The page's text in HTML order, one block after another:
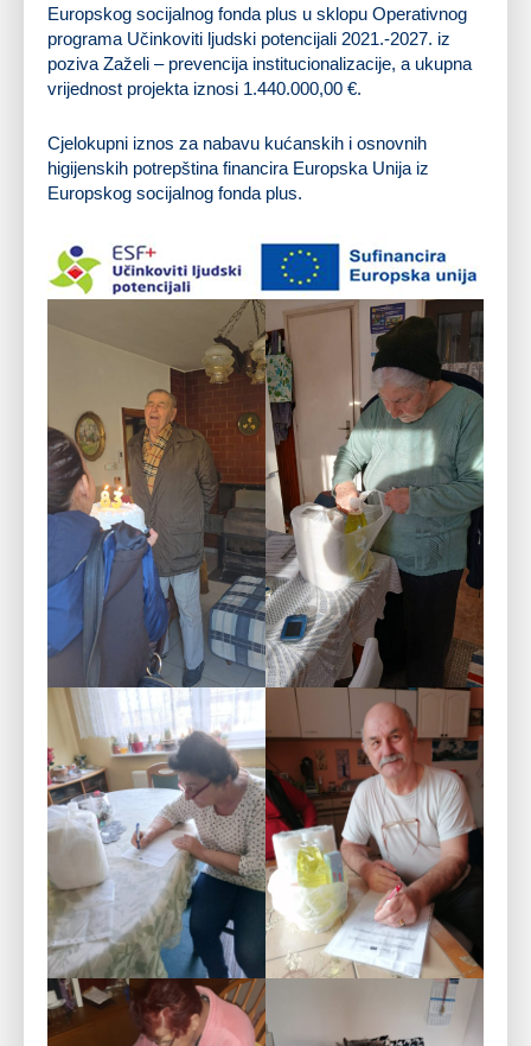
Europskog socijalnog fonda plus u sklopu Operativnog
programa Učinkoviti ljudski potencijali 2021.-2027. iz
poziva Zaželi – prevencija institucionalizacije, a ukupna
vrijednost projekta iznosi 1.440.000,00 €.
Cjelokupni iznos za nabavu kućanskih i osnovnih
higijenskih potrepština financira Europska Unija iz
Europskog socijalnog fonda plus.